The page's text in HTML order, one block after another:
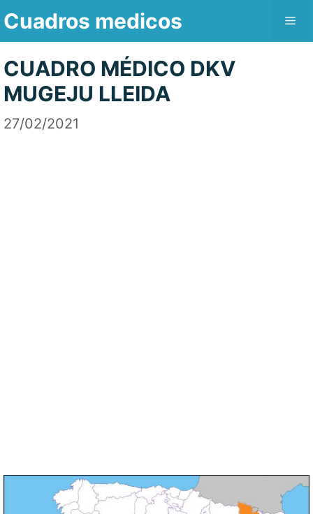
Saltar
contenido
Cuadros medicos
CUADRO MÉDICO DKV
MUGEJU LLEIDA
27/02/2021